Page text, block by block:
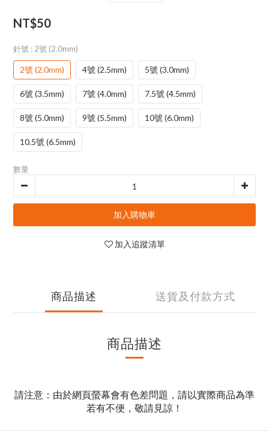
NT$50
針號 : 2號 (2.0mm)
2號 (2.0mm) 4號 (2.5mm) 5號 (3.0mm)
6號 (3.5mm) 7號 (4.0mm) 7.5號 (4.5mm)
8號 (5.0mm) 9號 (5.5mm) 10號 (6.0mm)
10.5號 (6.5mm)
數量
加入購物車
加入追蹤清單
商品描述 送貨及付款方式
商品描述
請注意：由於網頁螢幕會有色差問題，請以實際商品為準
若有不便，敬請見諒！